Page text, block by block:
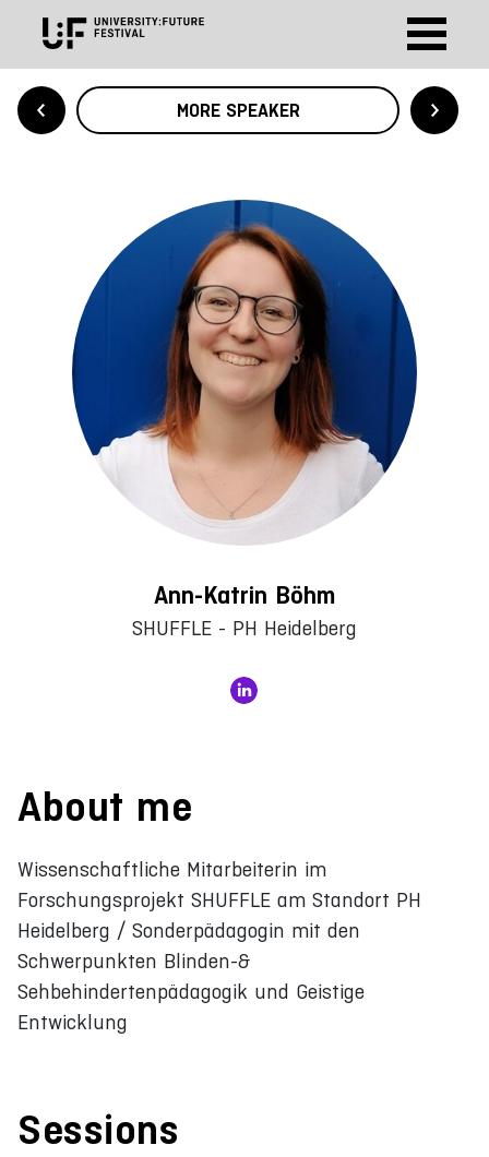
MORE SPEAKER
Ann-Katrin Böhm
SHUFFLE - PH Heidelberg
About me
Wissenschaftliche Mitarbeiterin im
Forschungsprojekt SHUFFLE am Standort PH
Heidelberg / Sonderpädagogin mit den
Schwerpunkten Blinden-&
Sehbehindertenpädagogik und Geistige
Entwicklung
Sessions